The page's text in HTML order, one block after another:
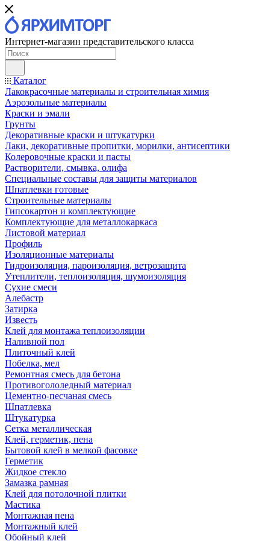
Интернет-магазин представительского класса
Каталог
Лакокрасочные материалы и строительная химия
Аэрозольные материалы
Краски и эмали
Грунты
Декоративные краски и штукатурки
Лаки, декоративные пропитки, морилки, антисептики
Колеровочные краски и пасты
Растворители, смывка, олифа
Специальные составы для защиты материалов
Шпатлевки готовые
Строительные материалы
Гипсокартон и комплектующие
Комплектующие для металлокаркаса
Листовой материал
Профиль
Изоляционные материалы
Гидроизоляция, пароизоляция, ветрозащита
Утеплители, теплоизоляция, шумоизоляция
Сухие смеси
Алебастр
Затирка
Известь
Клей для монтажа теплоизоляции
Наливной пол
Плиточный клей
Побелка, мел
Ремонтная смесь для бетона
Противогололедный материал
Цементно-песчаная смесь
Шпатлевка
Штукатурка
Сетка металлическая
Клей, герметик, пена
Бытовой клей в мелкой фасовке
Герметик
Жидкое стекло
Замазка рамная
Клей для потолочной плитки
Мастика
Монтажная пена
Монтажный клей
Обойный клей